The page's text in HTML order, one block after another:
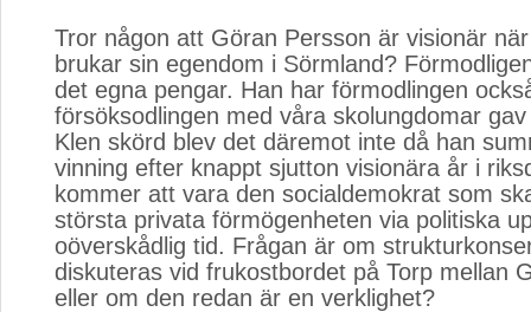
Tror någon att Göran Persson är visionär
brukar sin egendom i Sörmland?
det egna pengar. Han har förmodlingen
försöksodlingen med våra skolungdomar
Klen skörd blev det däremot inte då han
vinning efter knappt sjutton visionära år i
kommer att vara den socialdemokrat som
största privata förmögenheten via politiska
oöverskådlig tid. Frågan är om
diskuteras vid frukostbordet på Torp mellan
eller om den redan är en verklighet?